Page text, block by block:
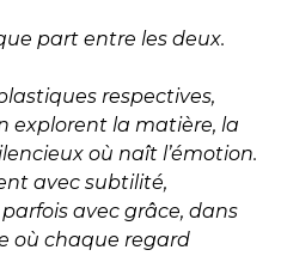
part entre les deux.
respectives,
explorent la matière, la
où naît l’émotion.
avec subtilité,
avec grâce, dans
où chaque regard